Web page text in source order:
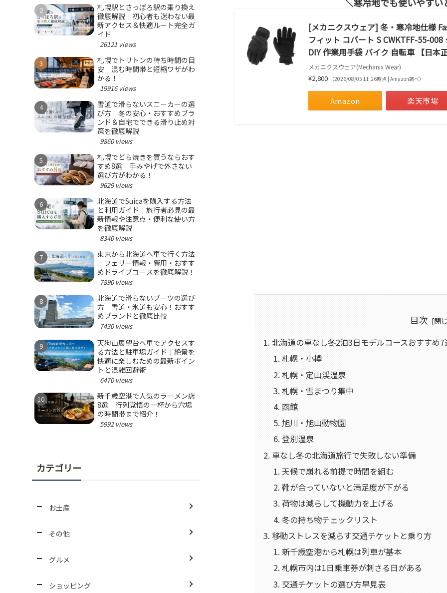
[メカニクスウェア] 冬・寒冷地仕様
フィット コバート S CWKTFF-55-
DIY 作業用手袋 バイク 自転車 【日本
メカニクスウェア(Mechanix Wear)
¥2,800 （2026/08/05 11:26時点 | Amazon調べ）
Amazon 楽天市場
目次
北海道の車なし冬2泊3日モデルコースおすすめ7
札幌・小樽
札幌・定山渓温泉
札幌・雪まつり集中
函館
旭川・旭山動物園
登別温泉
車なし冬の北海道旅行で失敗しない準備
天候で崩れる前提で時間を組む
靴が合っていないと満足度が下がる
荷物は減らして機動力を上げる
冬の持ち物チェックリスト
移動ストレスを減らす交通チケットと乗り方
新千歳空港から札幌は列車が基本
札幌市内は1日乗車券が刺さる日がある
交通チケットの選び方早見表
札幌駅とさっぽろ駅の乗り換え
徹底解説｜初心者も迷わない最
新アクセス＆快適ルート完全ガ
イド
26121 views
札幌でトリトンの待ち時間の目
安｜混む時間帯と短縮ワザがわ
かる！
19916 views
雪道で滑らないスニーカーの選
び方｜冬の安心・おすすめブラ
ンド＆自宅でできる滑り止め対
策を徹底解説
9860 views
札幌でどら焼きを買うならおす
すめ8選｜手みやげで外さない
選び方がわかる！
9629 views
北海道でSuicaを購入する方法
と利用ガイド｜旅行者必見の最
新情報や注意点・便利な使い方
を徹底解説
8340 views
東京から北海道へ車で行く方法
｜フェリー情報・費用・おすす
めドライブコースを徹底解説！
7890 views
北海道で滑らないブーツの選び
方｜雪道・氷道も安心！おすす
めブランドと徹底比較
7430 views
天狗山展望台へ車でアクセスす
る方法と駐車場ガイド｜絶景を
快適に楽しむための最新ポイン
トと混雑回避術
6470 views
新千歳空港で人気のラーメン店
8選｜行列覚悟の一杯から穴場
の時間帯まで紹介！
5992 views
カテゴリー
お土産
その他
グルメ
ショッピング